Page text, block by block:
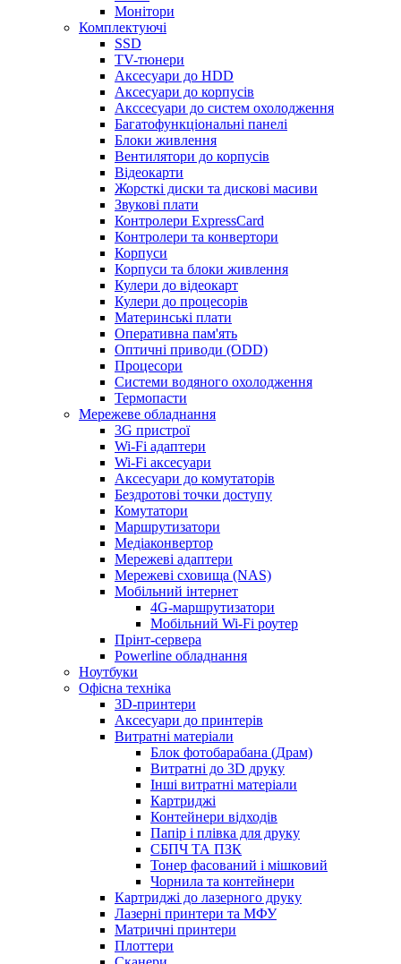
Монітори
Комплектуючi
SSD
TV-тюнери
Аксесуари до HDD
Аксесуари до корпусів
Акссесуари до систем охолодження
Багатофункціональні панелі
Блоки живлення
Вентилятори до корпусів
Відеокарти
Жорсткі диски та дискові масиви
Звукові плати
Контролери ExpressCard
Контролери та конвертори
Корпуси
Корпуси та блоки живлення
Кулери до відеокарт
Кулери до процесорів
Материнські плати
Оперативна пам'ять
Оптичні приводи (ODD)
Процесори
Системи водяного охолодження
Термопасти
Мережеве обладнання
3G пристрої
Wi-Fi адаптери
Wi-Fi аксесуари
Аксесуари до комутаторів
Бездротові точки доступу
Комутатори
Маршрутизатори
Медіаконвертор
Мережеві адаптери
Мережеві сховища (NAS)
Мобільний інтернет
4G-маршрутизатори
Мобільний Wi-Fi роутер
Прінт-сервера
Рowerline обладнання
Ноутбуки
Офісна техніка
3D-принтери
Аксесуари до принтерів
Витратні матеріали
Блок фотобарабана (Драм)
Витратні до 3D друку
Інші витратні матеріали
Картриджі
Контейнери відходів
Папір і плівка для друку
СБПЧ ТА ПЗК
Тонер фасований і мішковий
Чорнила та контейнери
Картриджі до лазерного друку
Лазерні принтери та МФУ
Матричні принтери
Плоттери